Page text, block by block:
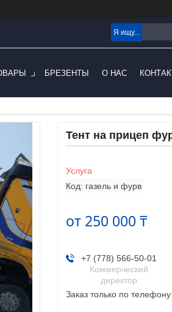
БРЕЗЕНТЫ О НАС
Тент на прицеп
Услуга
Код: газель и фурв
от 250 000 ₸
+7 (778) 566-50-01
Коммерческий
директор
Заказ только по телефону